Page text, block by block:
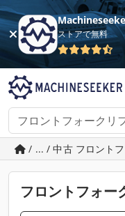
ストアで無料
/ ... / 中古 フロント
フロントフォー